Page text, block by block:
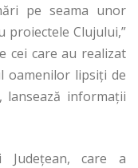
pe seama unor
Clujului,”
cei care au realizat
oamenilor lipsiţi de
informaţii
Judeţean, care a